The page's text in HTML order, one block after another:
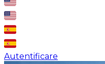
Autentificare